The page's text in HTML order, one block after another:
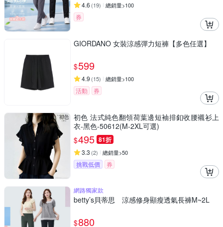
4.6 (19) 總銷量>100
券
GIORDANO 女裝涼感彈力短褲【多色任選】
$599
4.9 (15) 總銷量>100
活動 券
初色 法式純色翻領荷葉邊短袖排釦收腰襯衫上
衣-黑色-50612(M-2XL可選)
$495 81折
3.3 (2) 總銷量>50
挑戰低價 券
網路獨家款
betty’s貝蒂思 涼感修身顯瘦透氣長褲M~2L
$880